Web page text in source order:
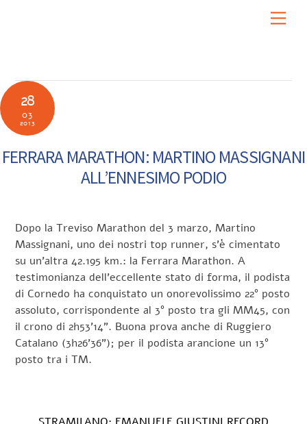
28
03
2013
FERRARA MARATHON: MARTINO MASSIGNANI
ALL’ENNESIMO PODIO
Dopo la Treviso Marathon del 3 marzo, Martino
Massignani, uno dei nostri top runner, s’è cimentato
su un’altra 42.195 km.: la Ferrara Marathon. A
testimonianza dell’eccellente stato di forma, il podista
di Cornedo ha conquistato un onorevolissimo 22° posto
assoluto, corrispondente al 3° posto tra gli MM45, con
il crono di 2h53’14”. Buona prova anche di Ruggiero
Catalano (3h26’36”); per il podista arancione un 13°
posto tra i TM.